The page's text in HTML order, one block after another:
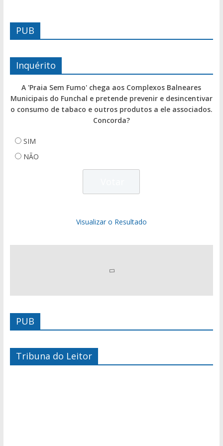
PUB
Inquérito
A 'Praia Sem Fumo' chega aos Complexos Balneares
Municipais do Funchal e pretende prevenir e desincentivar
o consumo de tabaco e outros produtos a ele associados.
Concorda?
SIM
NÃO
Visualizar o Resultado
PUB
Tribuna do Leitor